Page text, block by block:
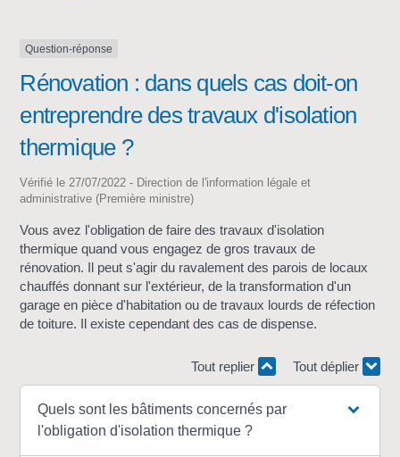
Question-réponse
Rénovation : dans quels cas doit-on
entreprendre des travaux d'isolation
thermique ?
Vérifié le 27/07/2022 - Direction de l'information légale et
administrative (Première ministre)
Vous avez l'obligation de faire des travaux d'isolation
thermique quand vous engagez de gros travaux de
rénovation. Il peut s'agir du ravalement des parois de locaux
chauffés donnant sur l'extérieur, de la transformation d'un
garage en pièce d'habitation ou de travaux lourds de réfection
de toiture. Il existe cependant des cas de dispense.
Tout replier Tout déplier
Quels sont les bâtiments concernés par
l'obligation d'isolation thermique ?